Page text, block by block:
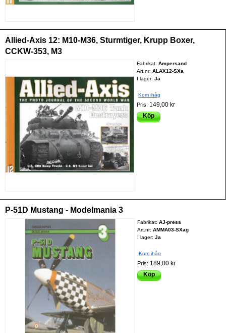
Allied-Axis 12: M10-M36, Sturmtiger, Krupp Boxer,
CCKW-353, M3
Fabrikat:Ampersand
Art.nr:ALAX12-SXa
I lager: Ja
Kom ihåg
Pris: 149,00 kr
Köp
P-51D Mustang - Modelmania 3
Fabrikat: AJ-press
Art.nr: AMMA03-SXag
I lager: Ja
Kom ihåg
Pris: 189,00 kr
Köp